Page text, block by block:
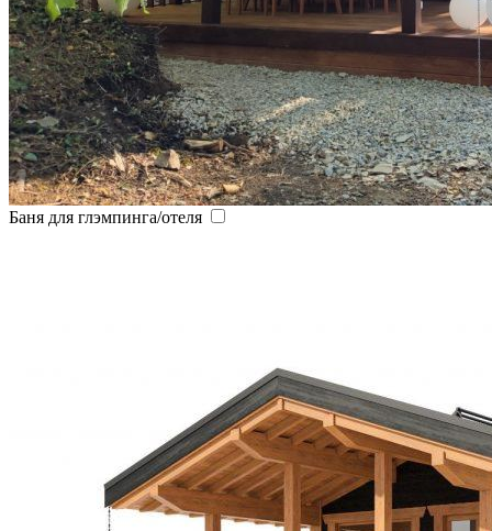
Баня для глэмпинга/отеля